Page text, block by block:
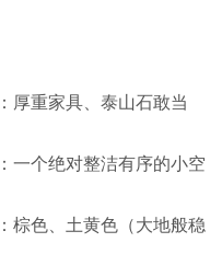
：厚重家具、泰山石敢当
一个绝对整洁有序的小空
棕色、土黄色（大地般稳